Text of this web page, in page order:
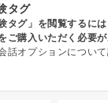
タグ
タグ」を閲覧するに
ご購入いただく必要が
話オプションについ